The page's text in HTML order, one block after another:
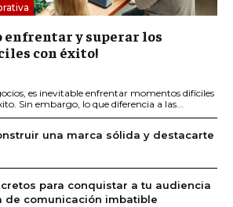
enfrentar y superar los
con éxito!
es inevitable enfrentar momentos difíciles
Sin embargo, lo que diferencia a las...
una marca sólida y destacarte
para conquistar a tu audiencia
de comunicación imbatible